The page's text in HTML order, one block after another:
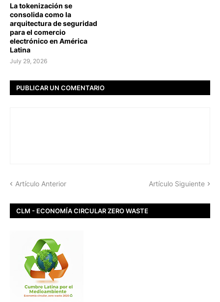
La tokenización se
consolida como la
arquitectura de seguridad
para el comercio
electrónico en América
Latina
July 29, 2026
PUBLICAR UN COMENTARIO
Artículo Anterior Artículo Siguiente
CLM - ECONOMÍA CIRCULAR ZERO WASTE